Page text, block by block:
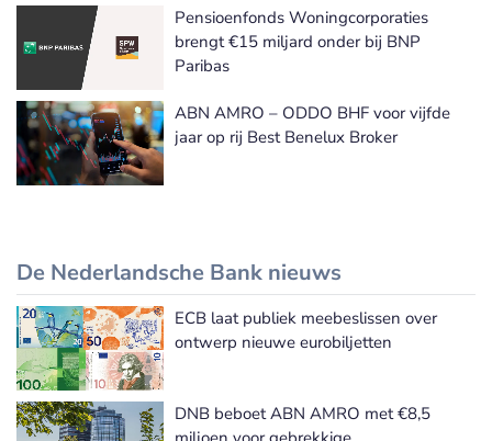
Pensioenfonds Woningcorporaties
brengt €15 miljard onder bij BNP
Paribas
ABN AMRO – ODDO BHF voor vijfde
jaar op rij Best Benelux Broker
De Nederlandsche Bank nieuws
De Nederlandsche Bank nieuws
ECB laat publiek meebeslissen over
ontwerp nieuwe eurobiljetten
DNB beboet ABN AMRO met €8,5